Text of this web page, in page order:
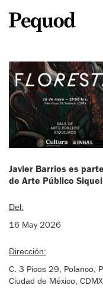
Javier Barrios es
de Arte Público
Del:
16 May 2026
Dirección:
C. 3 Picos 29, Polanco,
Ciudad de México, CDMX